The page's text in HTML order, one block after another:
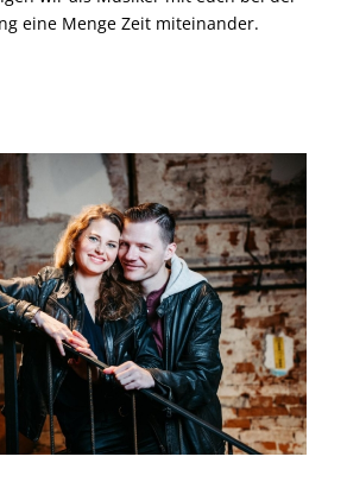
eine Menge Zeit miteinander.